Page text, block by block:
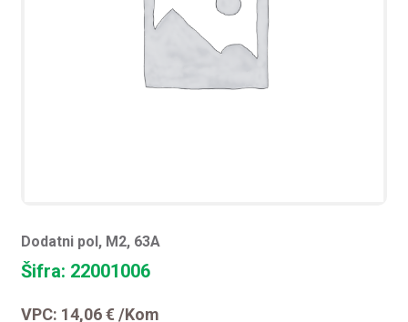
Dodatni pol, M2, 63A
Šifra: 22001006
VPC: 14,06€ /Kom